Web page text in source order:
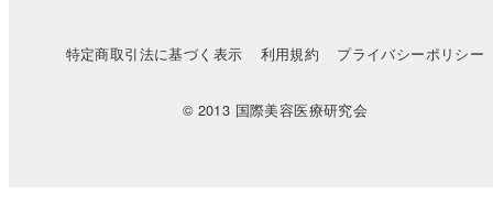
特定商取引法に基づく表示 利用規約 プライバシーポリシー
© 2013 国際美容医療研究会